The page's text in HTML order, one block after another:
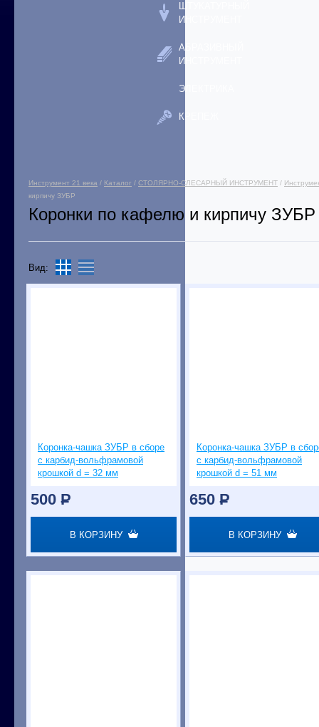
ШТУКАТУРНЫЙ
ИНСТРУМЕНТ
АБРАЗИВНЫЙ
ИНСТРУМЕНТ
ЭЛЕКТРИКА
КРЕПЕЖ
Инструмент 21 века / Каталог / СТОЛЯРНО-СЛЕСАРНЫЙ ИНСТРУМЕНТ /
кирпичу ЗУБР
Коронки по кафелю и кирпичу ЗУБР
Вид:
Коронка-чашка ЗУБР в сборе
с карбид-вольфрамовой
крошкой d = 32 мм
500 P
В КОРЗИНУ
Коронка-чашка ЗУБР в
с карбид-вольфрамовой
крошкой d = 51 мм
650 P
В КОРЗИНУ